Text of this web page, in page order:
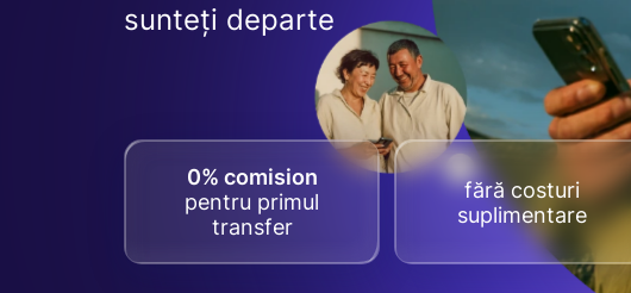
sunteți departe
0% comision
pentru primul
transfer
fără costuri
suplimentare